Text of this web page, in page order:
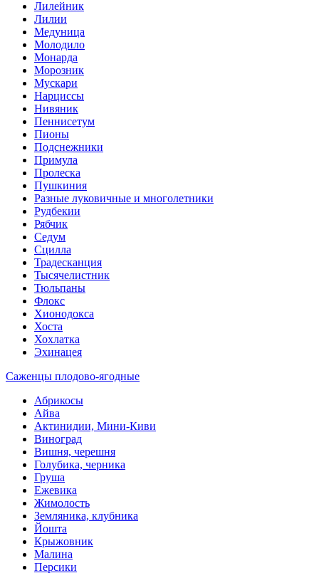
Лилейник
Лилии
Медуница
Молодило
Монарда
Морозник
Мускари
Нарциссы
Нивяник
Пеннисетум
Пионы
Подснежники
Примула
Пролеска
Пушкиния
Разные луковичные и многолетники
Рудбекии
Рябчик
Седум
Сцилла
Традесканция
Тысячелистник
Тюльпаны
Флокс
Хионодокса
Хоста
Хохлатка
Эхинацея
Саженцы плодово-ягодные
Абрикосы
Айва
Актинидии, Мини-Киви
Виноград
Вишня, черешня
Голубика, черника
Груша
Ежевика
Жимолость
Земляника, клубника
Йошта
Крыжовник
Малина
Персики